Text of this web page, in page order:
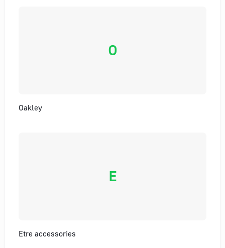
O
Oakley
E
Etre accessories